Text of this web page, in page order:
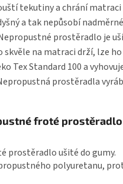
tekutiny a chrání
a tak nepůsobí
prostěradlo je
na matraci drží, lze ho
Tex Standard 100 a
prostěradla
froté
prostěradlo ušité do gumy.
polyuretanu,